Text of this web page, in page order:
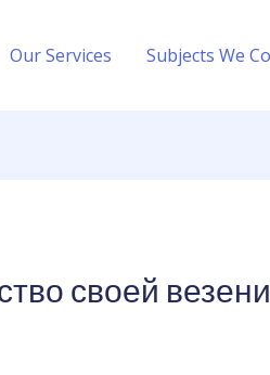
Our Services Subjects We
своей